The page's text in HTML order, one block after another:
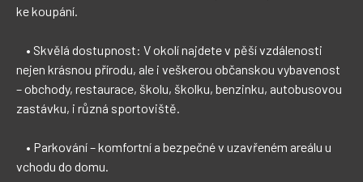
ke koupání.
nejen krásnou přírodu, ale i veškerou občanskou vybavenost
– obchody, restaurace, školu, školku, benzinku, autobusovou
zastávku, i různá sportoviště.
vchodu do domu.